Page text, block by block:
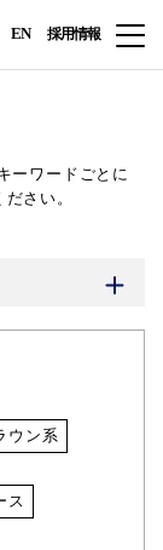
EN 採用情報
ーワードごとに
さい。
ウン系
ス